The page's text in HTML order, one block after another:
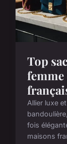
Top
femme
Allier luxe
fois
maisons